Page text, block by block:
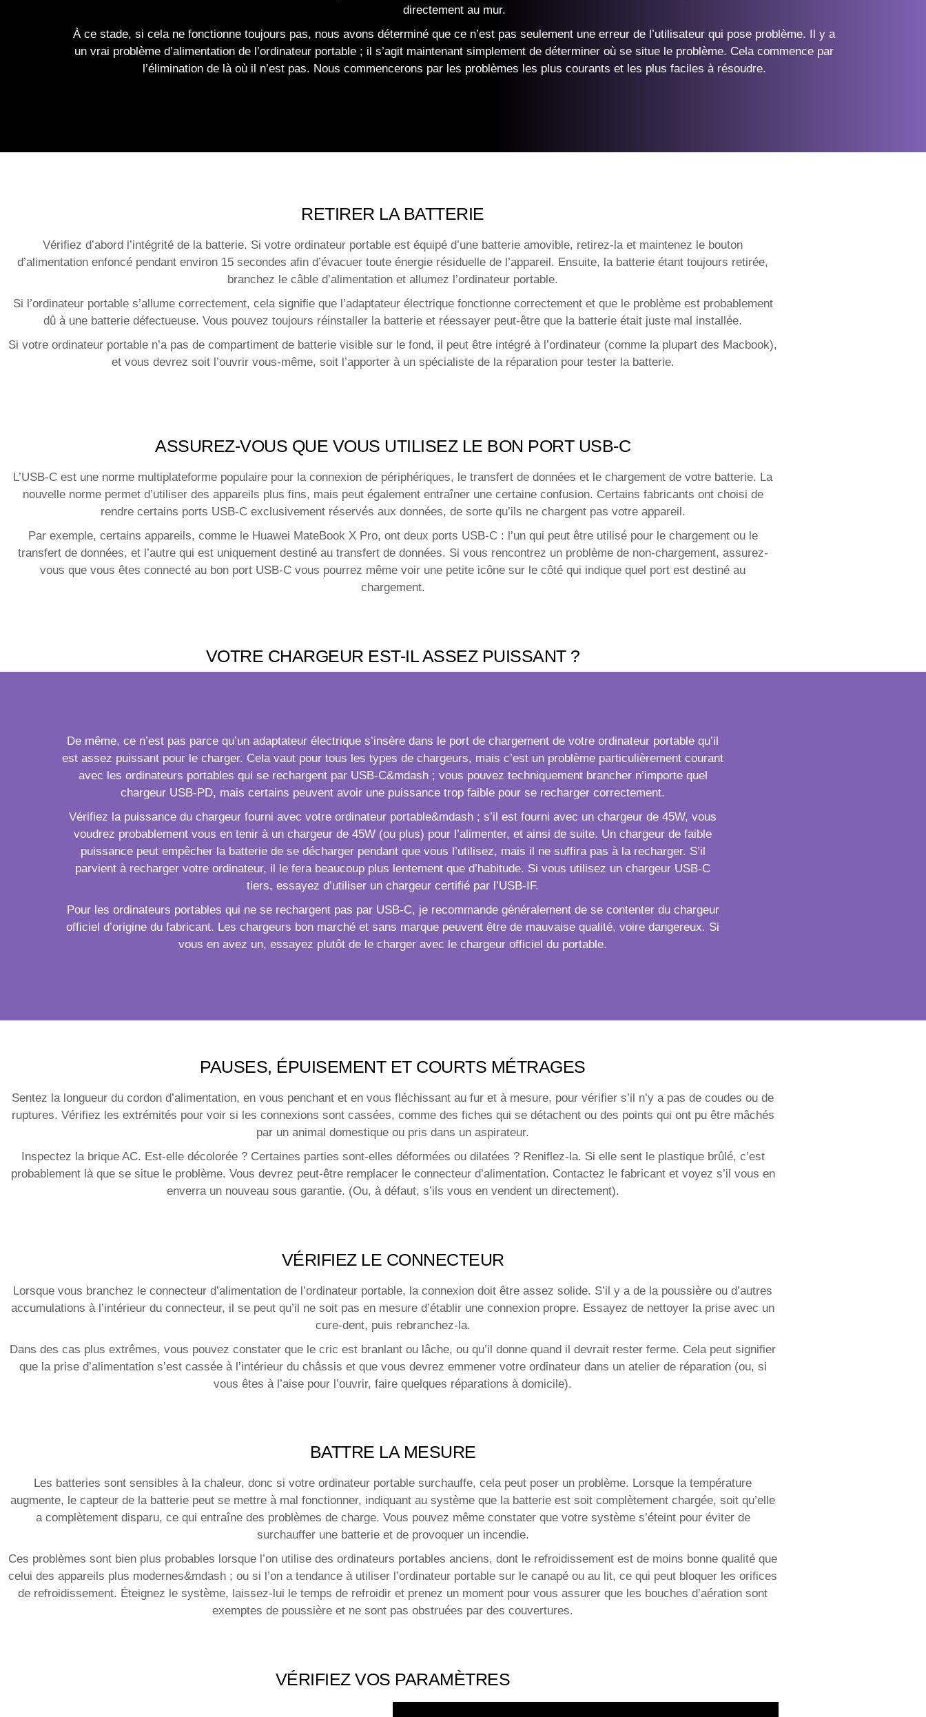
directement au mur.
À ce stade, si cela ne fonctionne toujours pas, nous avons déterminé que ce n’est pas seulement une erreur de l’utilisateur qui pose problème. Il y a
un vrai problème d’alimentation de l’ordinateur portable ; il s’agit maintenant simplement de déterminer où se situe le problème. Cela commence par
l’élimination de là où il n’est pas. Nous commencerons par les problèmes les plus courants et les plus faciles à résoudre.
RETIRER LA BATTERIE
Vérifiez d’abord l’intégrité de la batterie. Si votre ordinateur portable est équipé d’une batterie amovible, retirez-la et maintenez le bouton
d’alimentation enfoncé pendant environ 15 secondes afin d’évacuer toute énergie résiduelle de l’appareil. Ensuite, la batterie étant toujours retirée,
branchez le câble d’alimentation et allumez l’ordinateur portable.
Si l’ordinateur portable s’allume correctement, cela signifie que l’adaptateur électrique fonctionne correctement et que le problème est probablement
dû à une batterie défectueuse. Vous pouvez toujours réinstaller la batterie et réessayer peut-être que la batterie était juste mal installée.
Si votre ordinateur portable n’a pas de compartiment de batterie visible sur le fond, il peut être intégré à l’ordinateur (comme la plupart des Macbook),
et vous devrez soit l’ouvrir vous-même, soit l’apporter à un spécialiste de la réparation pour tester la batterie.
ASSUREZ-VOUS QUE VOUS UTILISEZ LE BON PORT USB-C
L’USB-C est une norme multiplateforme populaire pour la connexion de périphériques, le transfert de données et le chargement de votre batterie. La
nouvelle norme permet d’utiliser des appareils plus fins, mais peut également entraîner une certaine confusion. Certains fabricants ont choisi de
rendre certains ports USB-C exclusivement réservés aux données, de sorte qu’ils ne chargent pas votre appareil.
Par exemple, certains appareils, comme le Huawei MateBook X Pro, ont deux ports USB-C : l’un qui peut être utilisé pour le chargement ou le
transfert de données, et l’autre qui est uniquement destiné au transfert de données. Si vous rencontrez un problème de non-chargement, assurez-
vous que vous êtes connecté au bon port USB-C vous pourrez même voir une petite icône sur le côté qui indique quel port est destiné au
chargement.
VOTRE CHARGEUR EST-IL ASSEZ PUISSANT ?
De même, ce n’est pas parce qu’un adaptateur électrique s’insère dans le port de chargement de votre ordinateur portable qu’il
est assez puissant pour le charger. Cela vaut pour tous les types de chargeurs, mais c’est un problème particulièrement courant
avec les ordinateurs portables qui se rechargent par USB-C&mdash ; vous pouvez techniquement brancher n’importe quel
chargeur USB-PD, mais certains peuvent avoir une puissance trop faible pour se recharger correctement.
Vérifiez la puissance du chargeur fourni avec votre ordinateur portable&mdash ; s’il est fourni avec un chargeur de 45W, vous
voudrez probablement vous en tenir à un chargeur de 45W (ou plus) pour l’alimenter, et ainsi de suite. Un chargeur de faible
puissance peut empêcher la batterie de se décharger pendant que vous l’utilisez, mais il ne suffira pas à la recharger. S’il
parvient à recharger votre ordinateur, il le fera beaucoup plus lentement que d’habitude. Si vous utilisez un chargeur USB-C
tiers, essayez d’utiliser un chargeur certifié par l’USB-IF.
Pour les ordinateurs portables qui ne se rechargent pas par USB-C, je recommande généralement de se contenter du chargeur
officiel d’origine du fabricant. Les chargeurs bon marché et sans marque peuvent être de mauvaise qualité, voire dangereux. Si
vous en avez un, essayez plutôt de le charger avec le chargeur officiel du portable.
PAUSES, ÉPUISEMENT ET COURTS MÉTRAGES
Sentez la longueur du cordon d’alimentation, en vous penchant et en vous fléchissant au fur et à mesure, pour vérifier s’il n’y a pas de coudes ou de
ruptures. Vérifiez les extrémités pour voir si les connexions sont cassées, comme des fiches qui se détachent ou des points qui ont pu être mâchés
par un animal domestique ou pris dans un aspirateur.
Inspectez la brique AC. Est-elle décolorée ? Certaines parties sont-elles déformées ou dilatées ? Reniflez-la. Si elle sent le plastique brûlé, c’est
probablement là que se situe le problème. Vous devrez peut-être remplacer le connecteur d’alimentation. Contactez le fabricant et voyez s’il vous en
enverra un nouveau sous garantie. (Ou, à défaut, s’ils vous en vendent un directement).
VÉRIFIEZ LE CONNECTEUR
Lorsque vous branchez le connecteur d’alimentation de l’ordinateur portable, la connexion doit être assez solide. S’il y a de la poussière ou d’autres
accumulations à l’intérieur du connecteur, il se peut qu’il ne soit pas en mesure d’établir une connexion propre. Essayez de nettoyer la prise avec un
cure-dent, puis rebranchez-la.
Dans des cas plus extrêmes, vous pouvez constater que le cric est branlant ou lâche, ou qu’il donne quand il devrait rester ferme. Cela peut signifier
que la prise d’alimentation s’est cassée à l’intérieur du châssis et que vous devrez emmener votre ordinateur dans un atelier de réparation (ou, si
vous êtes à l’aise pour l’ouvrir, faire quelques réparations à domicile).
BATTRE LA MESURE
Les batteries sont sensibles à la chaleur, donc si votre ordinateur portable surchauffe, cela peut poser un problème. Lorsque la température
augmente, le capteur de la batterie peut se mettre à mal fonctionner, indiquant au système que la batterie est soit complètement chargée, soit qu’elle
a complètement disparu, ce qui entraîne des problèmes de charge. Vous pouvez même constater que votre système s’éteint pour éviter de
surchauffer une batterie et de provoquer un incendie.
Ces problèmes sont bien plus probables lorsque l’on utilise des ordinateurs portables anciens, dont le refroidissement est de moins bonne qualité que
celui des appareils plus modernes&mdash ; ou si l’on a tendance à utiliser l’ordinateur portable sur le canapé ou au lit, ce qui peut bloquer les orifices
de refroidissement. Éteignez le système, laissez-lui le temps de refroidir et prenez un moment pour vous assurer que les bouches d’aération sont
exemptes de poussière et ne sont pas obstruées par des couvertures.
VÉRIFIEZ VOS PARAMÈTRES